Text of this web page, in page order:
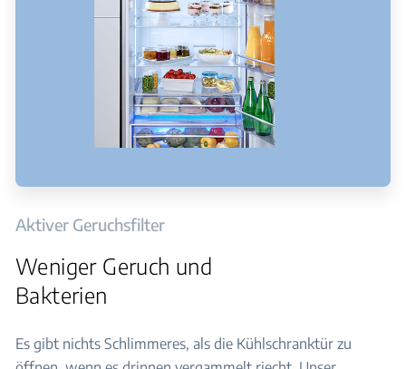
Aktiver Geruchsfilter
Weniger Geruch und
Bakterien
Es gibt nichts Schlimmeres, als die Kühlschranktür zu